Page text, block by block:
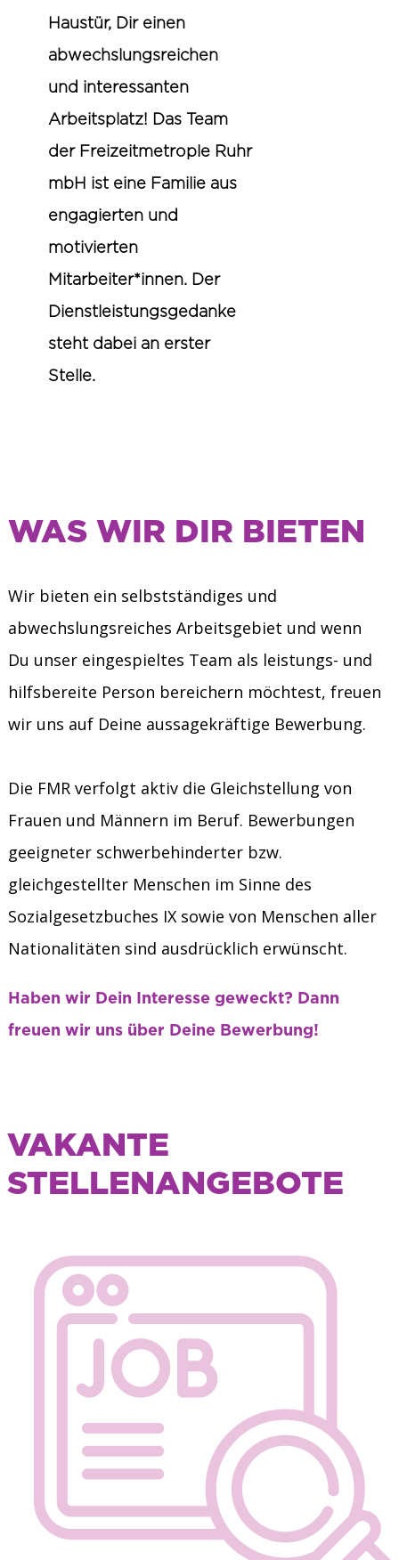
Haustür, Dir einen
abwechslungsreichen
und interessanten
Arbeitsplatz! Das Team
der Freizeitmetrople Ruhr
mbH ist eine Familie aus
engagierten und
motivierten
Mitarbeiter*innen. Der
Dienstleistungsgedanke
steht dabei an erster
Stelle.
WAS WIR DIR BIETEN
Wir bieten ein selbstständiges und
abwechslungsreiches Arbeitsgebiet und wenn
Du unser eingespieltes Team als leistungs- und
hilfsbereite Person bereichern möchtest, freuen
wir uns auf Deine aussagekräftige Bewerbung.
Die FMR verfolgt aktiv die Gleichstellung von
Frauen und Männern im Beruf. Bewerbungen
geeigneter schwerbehinderter bzw.
gleichgestellter Menschen im Sinne des
Sozialgesetzbuches IX sowie von Menschen aller
Nationalitäten sind ausdrücklich erwünscht.
Haben wir Dein Interesse geweckt? Dann
freuen wir uns über Deine Bewerbung!
VAKANTE
STELLENANGEBOTE